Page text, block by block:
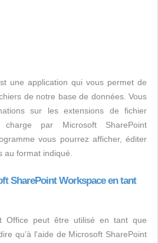
une application qui vous permet de
de notre base de données. Vous
sur les extensions de fichier
par Microsoft SharePoint
vous pourrez afficher, éditer
au format indiqué.
SharePoint Workspace en tant
Office peut être utilisé en tant que
qu’à l'aide de Microsoft SharePoint